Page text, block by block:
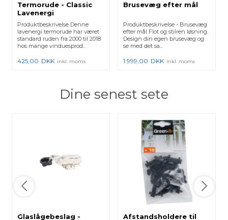
Termorude - Classic
Lavenergi
Produktbeskrivelse Denne
lavenergi termorude har været
standard ruden fra 2000 til 2018
hos mange vinduesprod...
425,00 DKK inkl. moms
Brusevæg efter mål
Produktbeskrivelse - Brusevæg
efter mål Flot og stilren løsning.
Design din egen brusevæg og
se med det sa...
1.999,00 DKK inkl. moms
Dine senest sete
Glaslågebeslag -
Afstandsholdere til